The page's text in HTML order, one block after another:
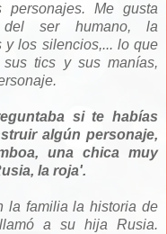
Me gusta
del ser humano, la
y los silencios,... lo que
tics y sus manías,
si te habías
algún personaje,
una chica muy
la roja'.
la familia la historia de
a su hija Rusia.